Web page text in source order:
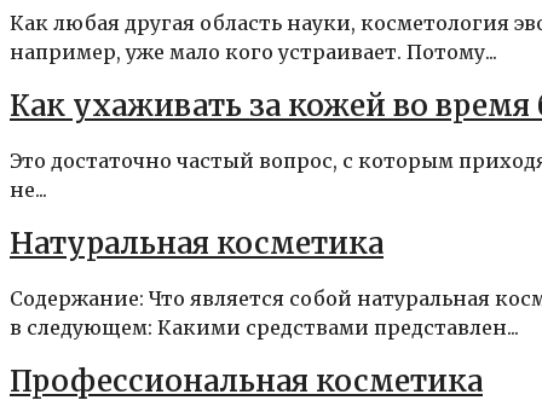
Как любая другая область науки, косметология
например, уже мало кого устраивает. Потому...
Как ухаживать за кожей во
Это достаточно частый вопрос, с которым
не...
Натуральная косметика
Содержание: Что является собой натуральная
в следующем: Какими средствами представлен...
Профессиональная косметика